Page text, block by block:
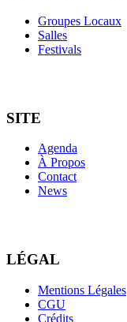
Groupes Locaux
Salles
Festivals
SITE
Agenda
À Propos
Contact
News
LÉGAL
Mentions Légales
CGU
Crédits